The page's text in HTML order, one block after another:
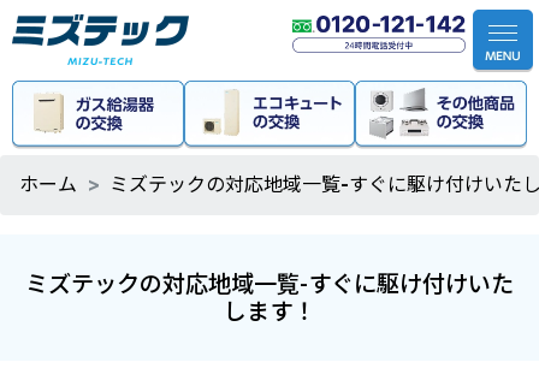
ホーム ミズテックの対応地域一覧-すぐに駆け付けいた
ミズテックの対応地域一覧-すぐに駆け付けいた
します！